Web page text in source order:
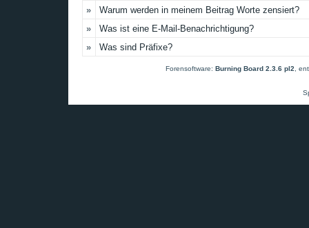
»
Warum werden in meinem Beitrag Worte zensiert?
»
Was ist eine E-Mail-Benachrichtigung?
»
Was sind Präfixe?
Forensoftware: Burning Board 2.3.6 pl2 ,